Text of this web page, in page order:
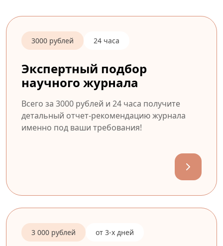
3000 рублей 24 часа
Экспертный подбор
научного журнала
Всего за 3000 рублей и 24 часа получите
детальный отчет-рекомендацию журнала
именно под ваши требования!
3 000 рублей от 3-х дней